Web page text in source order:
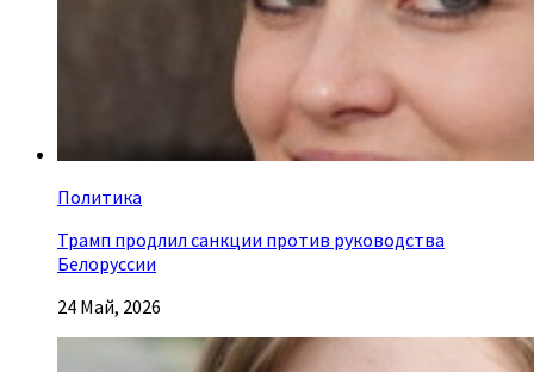
Политика
Трамп продлил санкции против руководства
Белоруссии
24 Май, 2026